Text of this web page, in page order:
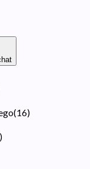
(16)
)